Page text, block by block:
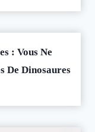
: Vous Ne
De Dinosaures